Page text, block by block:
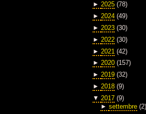
► 2025 (78)
► 2024 (49)
► 2023 (30)
► 2022 (30)
► 2021 (42)
► 2020 (157)
► 2019 (32)
► 2018 (9)
▼ 2017 (9)
► settembre (2)